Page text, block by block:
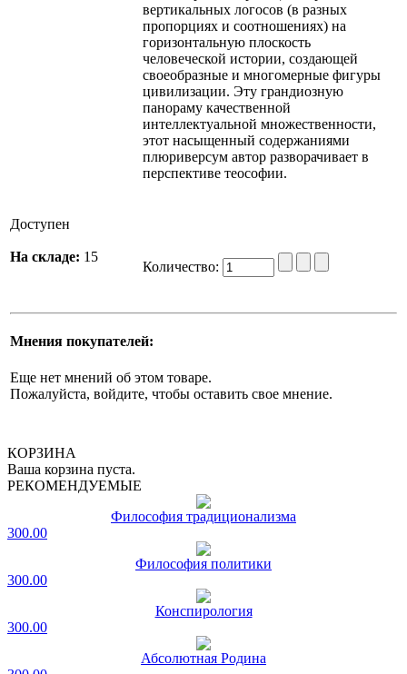
вертикальных логосов (в разных
пропорциях и соотношениях) на
горизонтальную плоскость
человеческой истории, создающей
своеобразные и многомерные фигуры
цивилизации. Эту грандиозную
панораму качественной
интеллектуальной множественности,
этот насыщенный содержаниями
плюриверсум автор разворачивает в
перспективе теософии.
Доступен
На складе: 15
Количество:
Мнения покупателей:
Еще нет мнений об этом товаре.
Пожалуйста, войдите, чтобы оставить свое мнение.
КОРЗИНА
Ваша корзина пуста.
РЕКОМЕНДУЕМЫЕ
Философия традиционализма
300.00
Философия политики
300.00
Конспирология
300.00
Абсолютная Родина